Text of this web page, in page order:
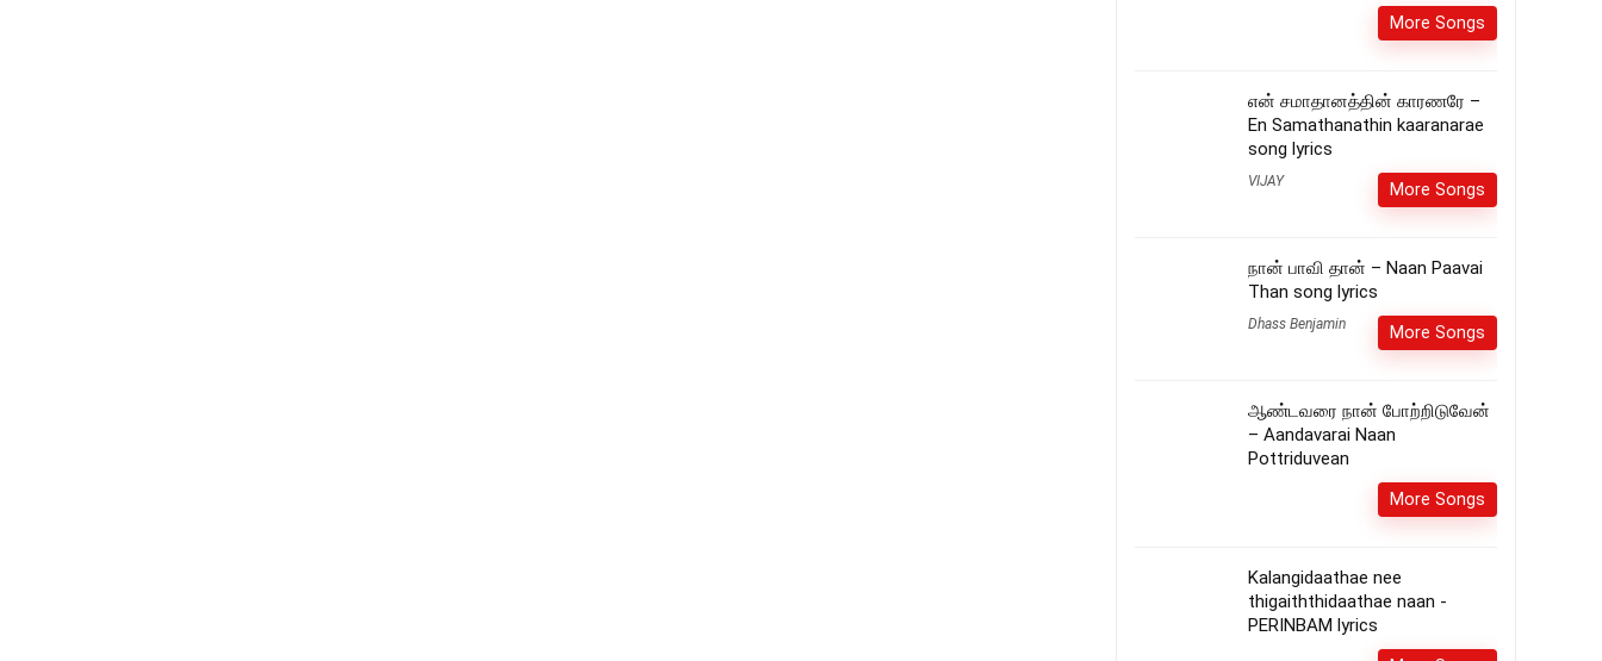
More Songs
என் சமாதானத்தின் காரணரே –
En Samathanathin kaaranarae
song lyrics
VIJAY More Songs
நான் பாவி தான் – Naan Paavai
Than song lyrics
Dhass Benjamin More Songs
ஆண்டவரை நான் போற்றிடுவேன்
– Aandavarai Naan
Pottriduvean
More Songs
Kalangidaathae nee
thigaiththidaathae naan -
PERINBAM lyrics